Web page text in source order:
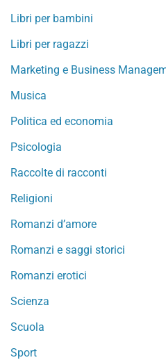
Libri per bambini
Libri per ragazzi
Marketing e Business
Musica
Politica ed economia
Psicologia
Raccolte di racconti
Religioni
Romanzi d’amore
Romanzi e saggi storici
Romanzi erotici
Scienza
Scuola
Sport